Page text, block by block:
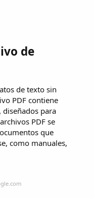
de
de texto sin
PDF contiene
para
PDF se
que
como manuales,